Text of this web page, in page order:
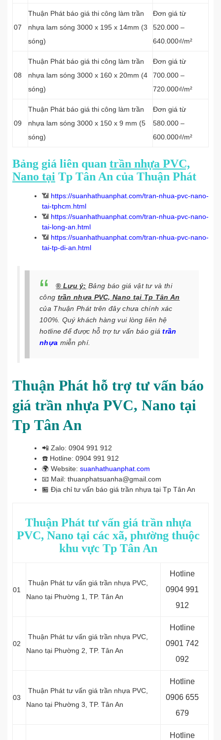
07
Thuận Phát báo giá thi công làm trần
nhựa lam sóng 3000 x 195 x 14mm (3
sóng)
Đơn giá từ
520.000 –
640.000₫/m²
08
Thuận Phát báo giá thi công làm trần
nhựa lam sóng 3000 x 160 x 20mm (4
sóng)
Đơn giá từ
700.000 –
720.000₫/m²
09
Thuận Phát báo giá thi công làm trần
nhựa lam sóng 3000 x 150 x 9 mm (5
sóng)
Đơn giá từ
580.000 –
600.000₫/m²
Bảng giá liên quan trần nhựa PVC,
Nano tại Tp Tân An của Thuận Phát
📶 https://suanhathuanphat.com/tran-nhua-pvc-nano-
tai-tphcm.html
📶 https://suanhathuanphat.com/tran-nhua-pvc-nano-
tai-long-an.html
📶 https://suanhathuanphat.com/tran-nhua-pvc-nano-
tai-tp-di-an.html
® Lưu ý: Bảng báo giá vật tư và thi
công trần nhựa PVC, Nano tại Tp Tân An
của Thuận Phát trên đây chưa chính xác
100%. Quý khách hàng vui lòng liên hệ
hotline để được hỗ trợ tư vấn báo giátrần
nhựa miễn phí.
Thuận Phát hỗ trợ tư vấn báo
giá trần nhựa PVC, Nano tại
Tp Tân An
📲 Zalo: 0904 991 912
☎️ Hotline: 0904 991 912
🌍 Website: suanhathuanphat.com
📧 Mail: thuanphatsuanha@gmail.com
🏪 Địa chỉ tư vấn báo giá trần nhựa tại Tp Tân An
Thuận Phát tư vấn giá trần nhựa
PVC, Nano tại các xã, phường thuộc
khu vực Tp Tân An
01
Thuận Phát tư vấn giá trần nhựa PVC,
Nano tại Phường 1, TP. Tân An
Hotline
0904 991
912
02
Thuận Phát tư vấn giá trần nhựa PVC,
Nano tại Phường 2, TP. Tân An
Hotline
0901 742
092
03
Thuận Phát tư vấn giá trần nhựa PVC,
Nano tại Phường 3, TP. Tân An
Hotline
0906 655
679
Hotline